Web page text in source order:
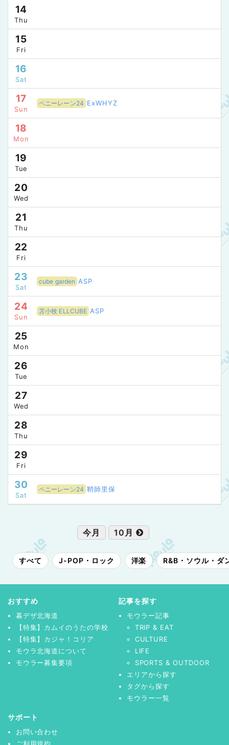
14
Thu
15
Fri
16
Sat
17
Sun
ペニーレーン24 ExWHYZ
18
Mon
19
Tue
20
Wed
21
Thu
22
Fri
23
Sat
cube garden ASP
24
Sun
苫小牧 ELLCUBE ASP
25
Mon
26
Tue
27
Wed
28
Thu
29
Fri
30
Sat
ペニーレーン24 鞘師里保
今月 10月
すべて J-POP・ロック 洋楽 R&B・ソウル・ダ
おすすめ
暮デザ北海道
【特集】カムイのうたの学校
【特集】カジャ！コリア
モウラ北海道について
モウラー募集要項
記事を探す
モウラー記事
TRIP & EAT
CULTURE
LIFE
SPORTS & OUTDOOR
エリアから探す
タグから探す
モウラー一覧
サポート
お問い合わせ